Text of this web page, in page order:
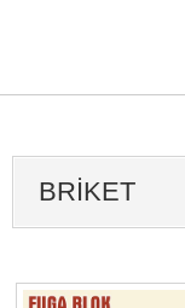
BRIKET